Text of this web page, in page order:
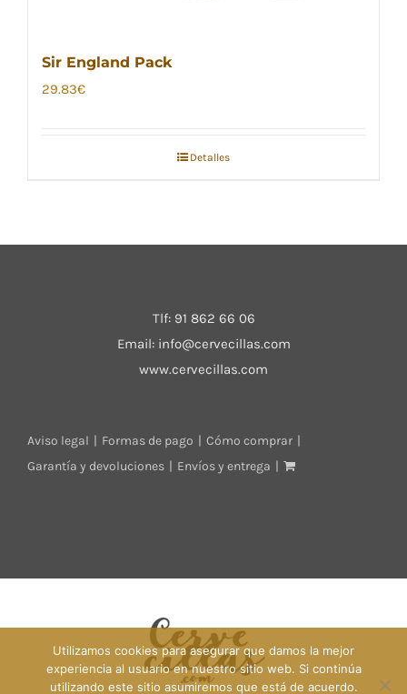
Sir England Pack
29.83€
Detalles
Tlf: 91 862 66 06
Email: info@cervecillas.com
www.cervecillas.com
Aviso legal Formas de pago
Cómo comprar
Garantía y devoluciones
Envíos y entrega
Utilizamos cookies para asegurar que damos la mejor
experiencia al usuario en nuestro sitio web. Si continúa
utilizando este sitio asumiremos que está de acuerdo.